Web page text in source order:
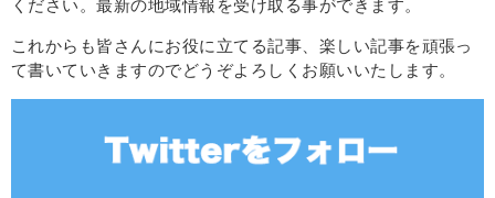
ください。最新の地域情報を受け取る事ができます。
これからも皆さんにお役に立てる記事、楽しい記事を頑張っ
て書いていきますのでどうぞよろしくお願いいたします。